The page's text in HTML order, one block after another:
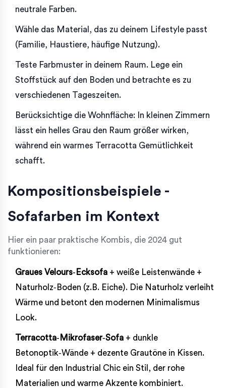
neutrale Farben.
Wähle das Material, das zu deinem Lifestyle passt
(Familie, Haustiere, häufige Nutzung).
Teste Farbmuster in deinem Raum. Lege ein
Stoffstück auf den Boden und betrachte es zu
verschiedenen Tageszeiten.
Berücksichtige die Wohnfläche: In kleinen Zimmern
lässt ein helles Grau den Raum größer wirken,
während ein warmes Terracotta Gemütlichkeit
schafft.
Kompositionsbeispiele -
Sofafarben im Kontext
Hier ein paar praktische Kombis, die 2024 gut
funktionieren:
Graues Velours‑Ecksofa + weiße Leistenwände +
Naturholz‑Boden (z.B. Eiche). Die Naturholz verleiht
Wärme und betont den modernen Minimalismus
Look.
Terracotta‑Mikrofaser‑Sofa + dunkle
Betonoptik‑Wände + dezente Grautöne in Kissen.
Ideal für den
Industrial Chic ein Stil, der rohe
Materialien und warme Akzente kombiniert.